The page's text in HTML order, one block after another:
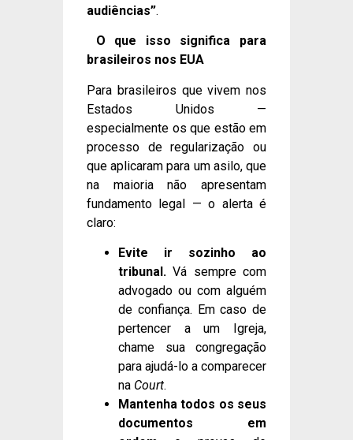
audiências”.
O que isso significa para
brasileiros nos EUA
Para brasileiros que vivem nos
Estados Unidos —
especialmente os que estão em
processo de regularização ou
que aplicaram para um asilo, que
na maioria não apresentam
fundamento legal — o alerta é
claro:
Evite ir sozinho ao
tribunal. Vá sempre com
advogado ou com alguém
de confiança. Em caso de
pertencer a um Igreja,
chame sua congregação
para ajudá-lo a comparecer
na Court.
Mantenha todos os seus
documentos em